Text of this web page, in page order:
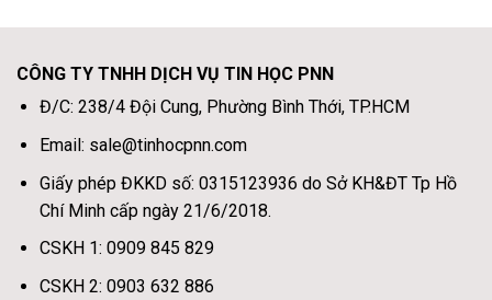
CÔNG TY TNHH DỊCH VỤ TIN HỌC PNN
Đ/C: 238/4 Đội Cung, Phường Bình Thới, TP.HCM
Email: sale@tinhocpnn.com
Giấy phép ĐKKD số: 0315123936 do Sở KH&ĐT Tp Hồ
Chí Minh cấp ngày 21/6/2018.
CSKH 1: 0909 845 829
CSKH 2: 0903 632 886